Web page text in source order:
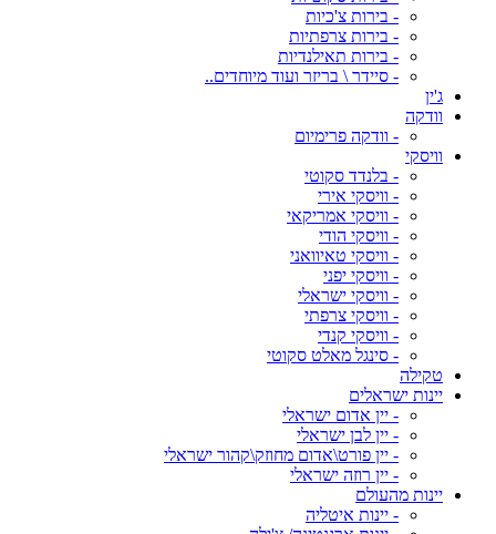
- בירות צ'כיות
- בירות צרפתיות
- בירות תאילנדיות
- סיידר \ בריזר ועוד מיוחדים..
ג'ין
וודקה
- וודקה פרימיום
וויסקי
- בלנדד סקוטי
- וויסקי אירי
- וויסקי אמריקאי
- וויסקי הודי
- וויסקי טאיוואני
- וויסקי יפני
- וויסקי ישראלי
- וויסקי צרפתי
- וויסקי קנדי
- סינגל מאלט סקוטי
טקילה
יינות ישראלים
- יין אדום ישראלי
- יין לבן ישראלי
- יין פורט\אדום מחוזק\קהור ישראלי
- יין רוזה ישראלי
יינות מהעולם
- יינות איטליה